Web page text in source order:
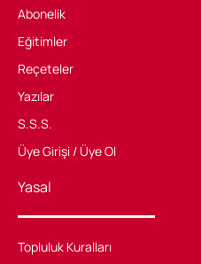
Abonelik
Eğitimler
Reçeteler
Yazılar
S.S.S.
Üye Girişi / Üye Ol
Yasal
Topluluk Kuralları